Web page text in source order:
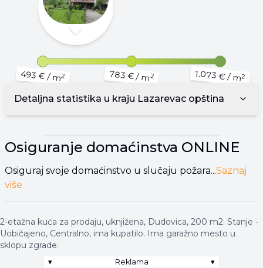
493 €/ m2 783 €/ m2 1.073 €/ m2
Detaljna statistika u kraju Lazarevac opština
Osiguranje domaćinstva ONLINE
Osiguraj svoje domaćinstvo u slučaju požara...Saznaj
više
2-etažna kuća za prodaju, uknjižena, Dudovica, 200 m2. Stanje -
Uobičajeno, Centralno, ima kupatilo. Ima garažno mesto u
sklopu zgrade.
▾ Reklama ▾
▾ Reklama ▾